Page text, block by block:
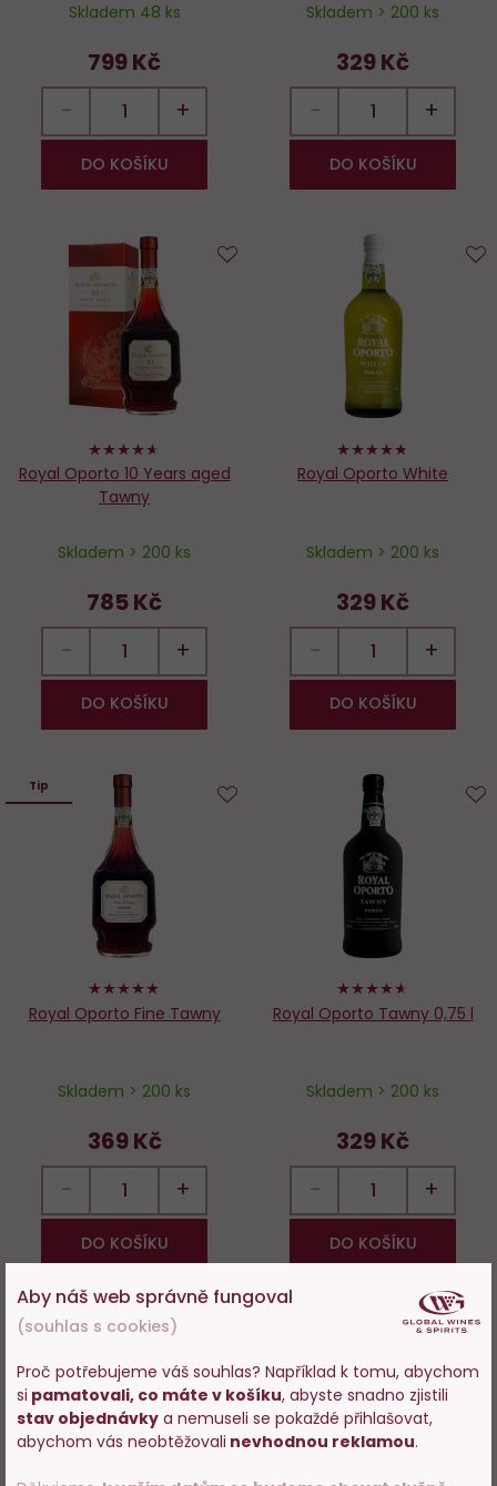
Skladem 48 ks
799 Kč
− +
DO KOŠÍKU
Skladem > 200 ks
329 Kč
− +
DO KOŠÍKU
92%
Royal Oporto 10 Years aged
Tawny
Skladem > 200 ks
785 Kč
− +
DO KOŠÍKU
94%
Royal Oporto White
Skladem > 200 ks
329 Kč
− +
DO KOŠÍKU
Tip
96%
Royal Oporto Fine Tawny
Skladem > 200 ks
369 Kč
− +
DO KOŠÍKU
92%
Royal Oporto Tawny 0,75 l
Skladem > 200 ks
329 Kč
− +
DO KOŠÍKU
oblíbených
Aby náš web správně fungoval
(souhlas s cookies)
Proč potřebujeme váš souhlas? Například k tomu, abychom
si pamatovali, co máte v košíku, abyste snadno zjistili
stav objednávky a nemuseli se pokaždé přihlašovat,
abychom vás neobtěžovali nevhodnou reklamou.
Vstupujete na stránky
s prodejem alkoholu. Prosím